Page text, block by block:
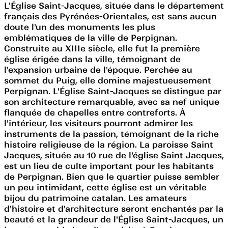
L'Église Saint-Jacques, située dans le département
français des Pyrénées-Orientales, est sans aucun
doute l'un des monuments les plus
emblématiques de la ville de Perpignan.
Construite au XIIIe siècle, elle fut la première
église érigée dans la ville, témoignant de
l'expansion urbaine de l'époque. Perchée au
sommet du Puig, elle domine majestueusement
Perpignan. L'Église Saint-Jacques se distingue par
son architecture remarquable, avec sa nef unique
flanquée de chapelles entre contreforts. À
l'intérieur, les visiteurs pourront admirer les
instruments de la passion, témoignant de la riche
histoire religieuse de la région. La paroisse Saint
Jacques, située au 10 rue de l'église Saint Jacques,
est un lieu de culte important pour les habitants
de Perpignan. Bien que le quartier puisse sembler
un peu intimidant, cette église est un véritable
bijou du patrimoine catalan. Les amateurs
d'histoire et d'architecture seront enchantés par la
beauté et la grandeur de l'Église Saint-Jacques, un